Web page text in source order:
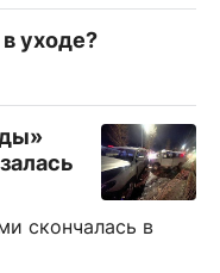
уходе?
скончалась в